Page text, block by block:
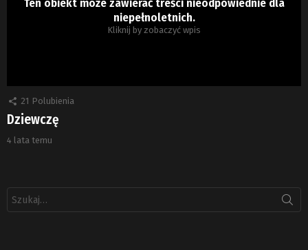
niepełnoletnich.
Kliknij by zobaczyć wpis
21 Polubienia
Dziewczę
4 lata temu